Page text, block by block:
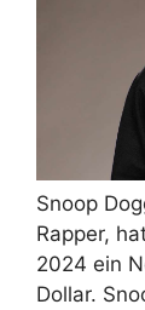
Snoop
Rapper,
2024 ein
Dollar.